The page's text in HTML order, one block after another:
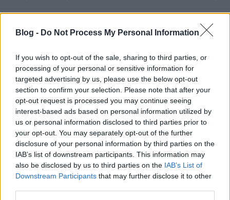
Blog - Do Not Process My Personal Information
If you wish to opt-out of the sale, sharing to third parties, or
processing of your personal or sensitive information for
targeted advertising by us, please use the below opt-out
section to confirm your selection. Please note that after your
opt-out request is processed you may continue seeing
interest-based ads based on personal information utilized by
us or personal information disclosed to third parties prior to
your opt-out. You may separately opt-out of the further
disclosure of your personal information by third parties on the
IAB’s list of downstream participants. This information may
also be disclosed by us to third parties on the IAB’s List of
Downstream Participants that may further disclose it to other
A változás jó dolog. Mókusodú átalakítás is jó dolog.
:) Pár hónapja kicseréltettük az erkélyajtónkat. Több
megéri! De most csak egy dolgot emelnék ki
leginkább. Az ajtócserével egy szuper megoldást
találtam a…
Utálod a munkád? 2 lépésben a
megoldás!
mokuspeti 2013. június 10.
Nincs annyi mókusujjam (tudtad, hogy csak 4?),
amivel meg tudnám számolni, hogy a
környezetemben mennyien utálják a